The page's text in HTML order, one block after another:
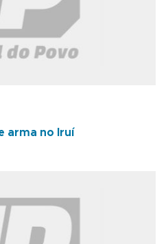
arma no Iruí